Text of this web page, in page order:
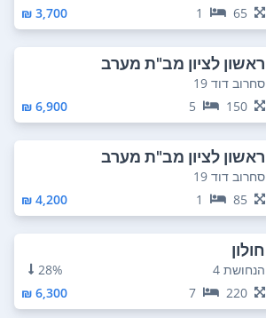
65
1
3,700 ₪
ראשון לציון מב"ת מערב
סחרוב דוד 19
150
5
6,900 ₪
ראשון לציון מב"ת מערב
סחרוב דוד 19
85
1
4,200 ₪
חולון
הנחושת 4
28%
220
7
6,300 ₪